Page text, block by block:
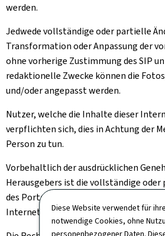
Diese Website verwendet für
notwendige Cookies, ohne
personenbezogener Daten.
werden.
Jedwede vollständige oder partielle
Transformation oder Anpassung der
ohne vorherige Zustimmung des SIP
redaktionelle Zwecke können die
und/oder angepasst werden.
Nutzer, welche die Inhalte dieser
verpflichten sich, dies in Achtung der
Person zu tun.
Vorbehaltlich der ausdrücklichen
Herausgebers ist die vollständige
des Portals gouvernement.lu in ein
Internetseite untersagt.